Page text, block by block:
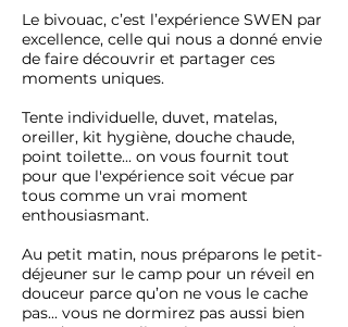
Le bivouac, c’est l’expérience SWEN par
excellence, celle qui nous a donné envie
de faire découvrir et partager ces
moments uniques.
Tente individuelle, duvet, matelas,
oreiller, kit hygiène, douche chaude,
point toilette... on vous fournit tout
pour que l'expérience soit vécue par
tous comme un vrai moment
enthousiasmant.
Au petit matin, nous préparons le petit-
déjeuner sur le camp pour un réveil en
douceur parce qu’on ne vous le cache
pas... vous ne dormirez pas aussi bien